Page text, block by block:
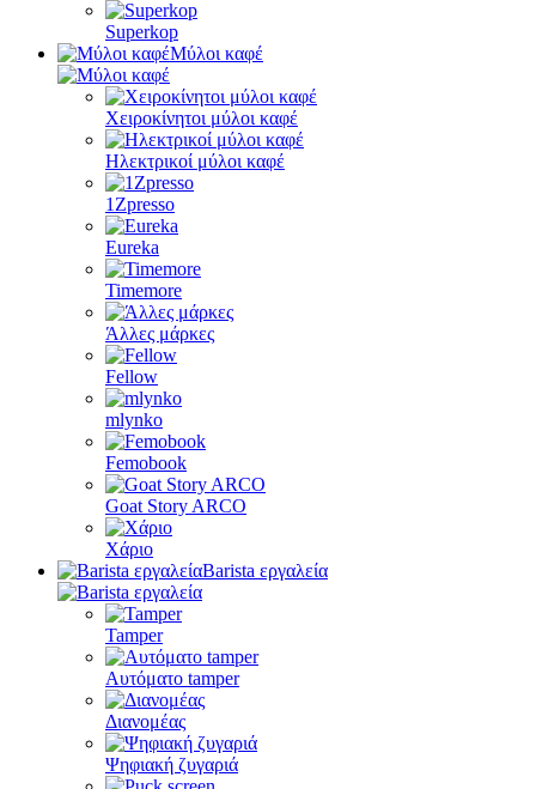
Superkop
Μύλοι καφέ
Χειροκίνητοι μύλοι καφέ
Ηλεκτρικοί μύλοι καφέ
1Zpresso
Eureka
Timemore
Άλλες μάρκες
Fellow
mlynko
Femobook
Goat Story ARCO
Χάριο
Barista εργαλεία
Tamper
Αυτόματο tamper
Διανομέας
Ψηφιακή ζυγαριά